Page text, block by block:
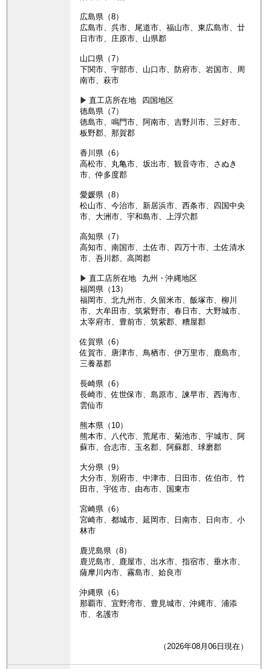
広島県（8）
広島市、呉市、尾道市、福山市、東広島市、廿
日市市、庄原市、山県郡
山口県（7）
下関市、宇部市、山口市、防府市、岩国市、周
南市、萩市
直工店所在地
四国地区
徳島県（7）
徳島市、鳴門市、阿南市、吉野川市、三好市、
板野郡、那賀郡
香川県（6）
高松市、丸亀市、坂出市、観音寺市、さぬき
市、仲多度郡
愛媛県（8）
松山市、今治市、新居浜市、西条市、四国中央
市、大洲市、宇和島市、上浮穴郡
高知県（7）
高知市、南国市、土佐市、四万十市、土佐清水
市、吾川郡、高岡郡
直工店所在地
九州・沖縄地区
福岡県（13）
福岡市、北九州市、久留米市、飯塚市、柳川
市、大牟田市、筑紫野市、春日市、大野城市、
太宰府市、豊前市、筑紫郡、糟屋郡
佐賀県（6）
佐賀市、唐津市、鳥栖市、伊万里市、鹿島市、
三養基郡
長崎県（6）
長崎市、佐世保市、島原市、諫早市、西海市、
雲仙市
熊本県（10）
熊本市、八代市、荒尾市、菊池市、宇城市、阿
蘇市、合志市、玉名郡、阿蘇郡、球磨郡
大分県（9）
大分市、別府市、中津市、日田市、佐伯市、竹
田市、宇佐市、由布市、国東市
宮崎県（6）
宮崎市、都城市、延岡市、日南市、日向市、小
林市
鹿児島県（8）
鹿児島市、鹿屋市、出水市、指宿市、垂水市、
薩摩川内市、霧島市、姶良市
沖縄県（6）
那覇市、宜野湾市、豊見城市、沖縄市、浦添
市、名護市
（2026年08月06日現在）